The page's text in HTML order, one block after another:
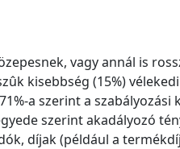
vagy annál is
kisebbség (15%)
a szerint a szabályozási
szerint akadályozó
díjak (például a